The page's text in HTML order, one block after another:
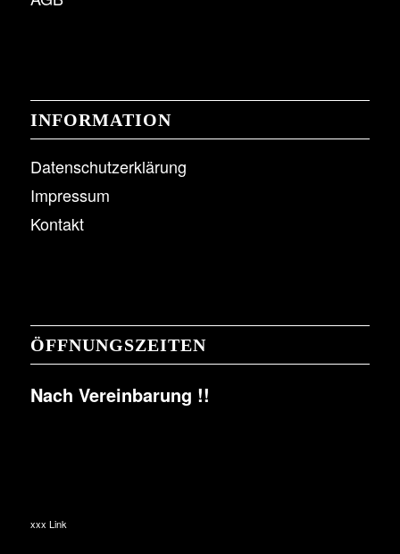
INFORMATION
Datenschutzerklärung
Impressum
Kontakt
ÖFFNUNGSZEITEN
Nach Vereinbarung !!
xxx Link